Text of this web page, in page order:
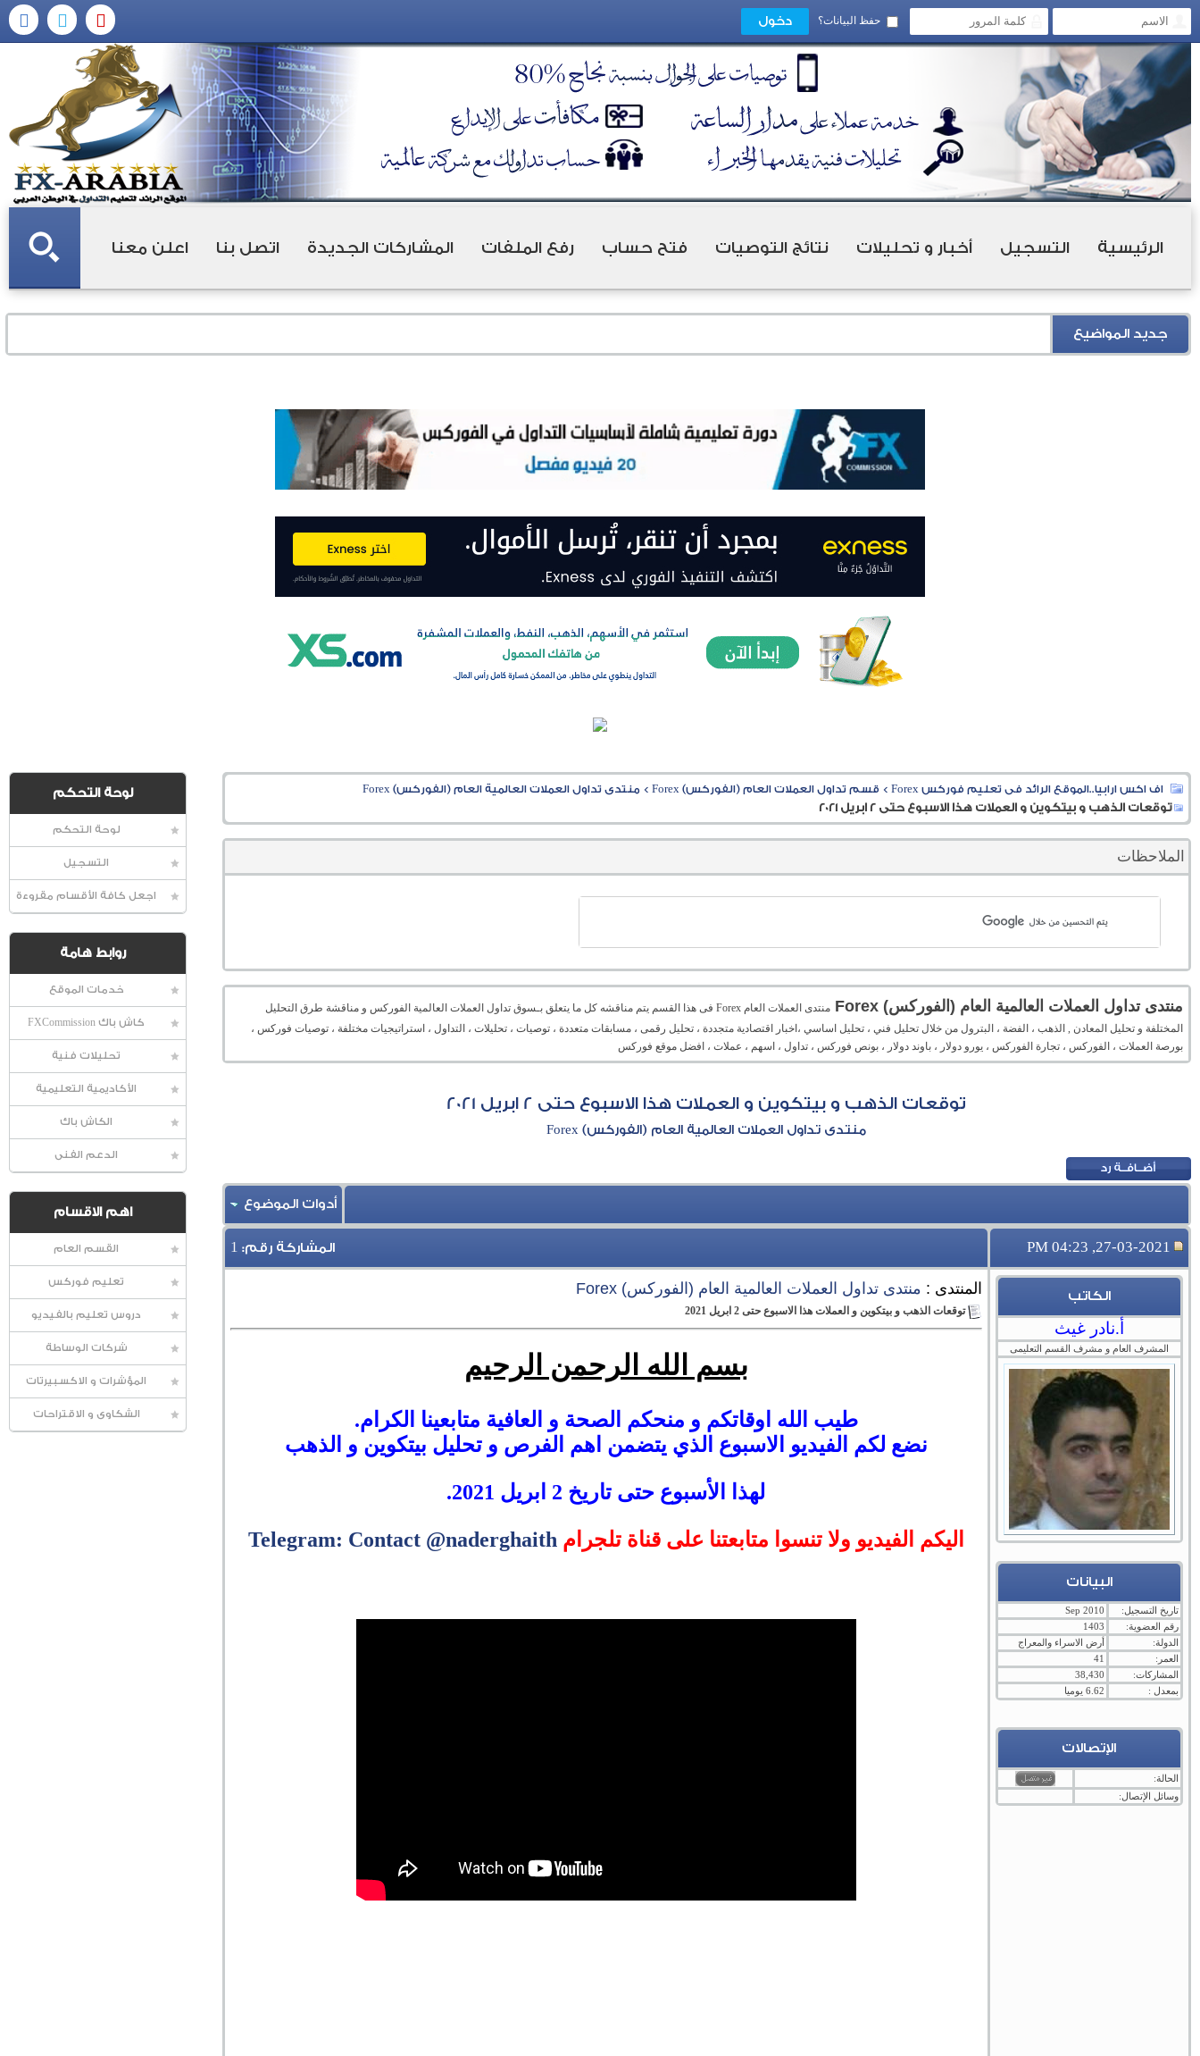
حفظ البيانات؟
الرئيسية التسجيل أخبار و تحليلات نتائج التوصيات فتح حساب رفع الملفات المشاركات الجديدة اتصل بنا اعلن معنا
جديد المواضيع
لوحة التحكم
لوحة التحكم
التسجيل
اجعل كافة الأقسام مقروءة
روابط هامة
خدمات الموقع
كاش باك FXCommission
تحليلات فنية
الأكاديمية التعليمية
الكاش باك
الدعم الفنى
اهم الاقسام
القسم العام
تعليم فوركس
دروس تعليم بالفيديو
شركات الوساطة
المؤشرات و الاكسبيرتات
الشكاوى و الاقتراحات
اف اكس ارابيا..الموقع الرائد فى تعليم فوركس Forex > قسم تداول العملات العام (الفوركس) Forex > منتدى تداول العملات العالمية العام (الفوركس) Forex
توقعات الذهب و بيتكوين و العملات هذا الاسبوع حتى 2 ابريل 2021
الملاحظات
منتدى تداول العملات العالمية العام (الفوركس) Forex
منتدى العملات العام Forex فى هذا القسم يتم مناقشه كل ما يتعلق بـسوق تداول العملات العالمية الفوركس و مناقشة طرق التحليل
المختلفة و تحليل المعادن , الذهب ، الفضة ، البترول من خلال تحليل فني ، تحليل اساسي ،اخبار اقتصادية متجددة ، تحليل رقمى ، مسابقات متعددة ، توصيات ، تحليلات ، التداول ، استراتيجيات مختلفة ، توصيات فوركس ،
بورصة العملات ، الفوركس ، تجارة الفوركس ، يورو دولار ، باوند دولار ، بونص فوركس ، تداول ، اسهم ، عملات ، افضل موقع فوركس
توقعات الذهب و بيتكوين و العملات هذا الاسبوع حتى 2 ابريل 2021
منتدى تداول العملات العالمية العام (الفوركس) Forex
أدوات الموضوع
27-03-2021, 04:23 PM المشاركة رقم: 1
الكاتب
أ.نادر غيث
المشرف العام و مشرف القسم التعليمى
البيانات
تاريخ التسجيل:
Sep 2010
رقم العضوية:
1403
الدولة:
أرض الاسراء والمعراج
العمر:
41
المشاركات:
38,430
بمعدل :
6.62 يوميا
الإتصالات
الحالة:
وسائل الإتصال:
المنتدى : منتدى تداول العملات العالمية العام (الفوركس) Forex
توقعات الذهب و بيتكوين و العملات هذا الاسبوع حتى 2 ابريل 2021
بسم الله الرحمن الرحيم
طيب الله اوقاتكم و منحكم الصحة و العافية متابعينا الكرام.
نضع لكم الفيديو الاسبوع الذي يتضمن اهم الفرص و تحليل بيتكوين و الذهب
لهذا الأسبوع حتى تاريخ 2 ابريل 2021.
اليكم الفيديو ولا تنسوا متابعتنا على قناة تلجرام Telegram: Contact @naderghaith